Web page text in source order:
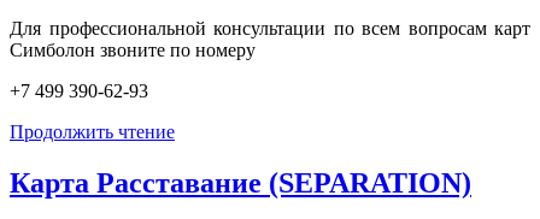
Для профессиональной консультации по всем вопросам карт
Симболон звоните по номеру
+7 499 390-62-93
Продолжить чтение
Карта Расставание (SEPARATION)